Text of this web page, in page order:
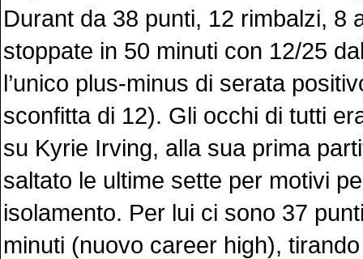
Durant da 38 punti, 12 rimbalzi, 8
stoppate in 50 minuti con 12/25
l’unico plus-minus di serata
sconfitta di 12). Gli occhi di tutti
su Kyrie Irving, alla sua prima
saltato le ultime sette per motivi
isolamento. Per lui ci sono 37
minuti (nuovo career high),